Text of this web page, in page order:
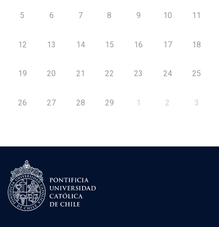
5 6 7 8 9 10 11
12 13 14 15 16 17 18
19 20 21 22 23 24 25
26 27 28 29 1 2 3